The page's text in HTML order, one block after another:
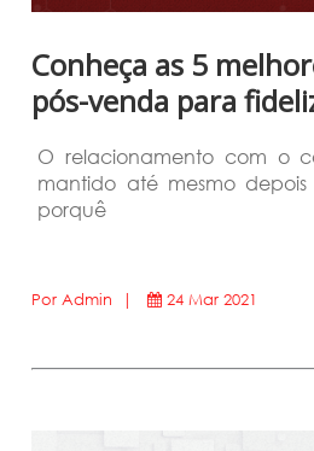
Conheça as 5
pós-venda para
O relacionamento com o
mantido até mesmo
porquê
Por Admin | 24 Mar 2021